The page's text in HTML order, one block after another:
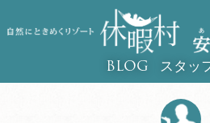
BLOG スタッ